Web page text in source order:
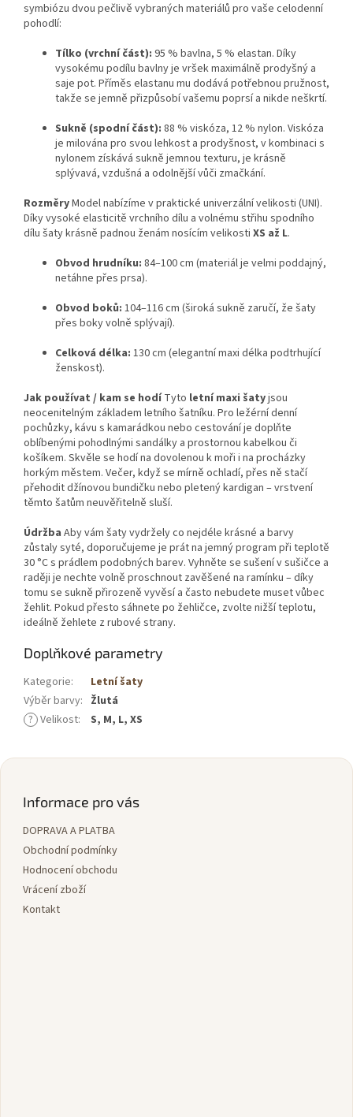
symbiózu dvou pečlivě vybraných materiálů pro vaše celodenní
pohodlí:
Tílko (vrchní část): 95 % bavlna, 5 % elastan. Díky
vysokému podílu bavlny je vršek maximálně prodyšný a
saje pot. Příměs elastanu mu dodává potřebnou pružnost,
takže se jemně přizpůsobí vašemu poprsí a nikde neškrtí.
Sukně (spodní část): 88 % viskóza, 12 % nylon. Viskóza
je milována pro svou lehkost a prodyšnost, v kombinaci s
nylonem získává sukně jemnou texturu, je krásně
splývavá, vzdušná a odolnější vůči zmačkání.
RozměryModel nabízíme v praktické univerzální velikosti (UNI).
Díky vysoké elasticitě vrchního dílu a volnému střihu spodního
dílu šaty krásně padnou ženám nosícím velikosti XS až L.
Obvod hrudníku: 84–100 cm (materiál je velmi poddajný,
netáhne přes prsa).
Obvod boků: 104–116 cm (široká sukně zaručí, že šaty
přes boky volně splývají).
Celková délka: 130 cm (elegantní maxi délka podtrhující
ženskost).
Jak používat / kam se hodíTyto letní maxi šatyjsou
neocenitelným základem letního šatníku. Pro ležérní denní
pochůzky, kávu s kamarádkou nebo cestování je doplňte
oblíbenými pohodlnými sandálky a prostornou kabelkou či
košíkem. Skvěle se hodí na dovolenou k moři i na procházky
horkým městem. Večer, když se mírně ochladí, přes ně stačí
přehodit džínovou bundičku nebo pletený kardigan – vrstvení
těmto šatům neuvěřitelně sluší.
Údržba Aby vám šaty vydržely co nejdéle krásné a barvy
zůstaly syté, doporučujeme je prát na jemný program při teplotě
30 °C s prádlem podobných barev. Vyhněte se sušení v sušičce a
raději je nechte volně proschnout zavěšené na ramínku – díky
tomu se sukně přirozeně vyvěsí a často nebudete muset vůbec
žehlit. Pokud přesto sáhnete po žehličce, zvolte nižší teplotu,
ideálně žehlete z rubové strany.
Doplňkové parametry
Kategorie:
Letní šaty
Výběr barvy: Žlutá
? Velikost: S, M, L, XS
Z
Informace pro vás
DOPRAVA A PLATBA
Obchodní podmínky
Hodnocení obchodu
Vrácení zboží
Kontakt